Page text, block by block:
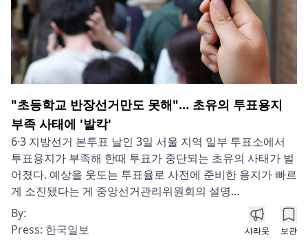
"초등학교 반장선거만도 못해"… 초유의 투표용지
부족 사태에 '발칵'
6·3 지방선거 본투표 날인 3일 서울 지역 일부 투표소에서
투표용지가 부족해 한때 투표가 중단되는 초유의 사태가 벌
어졌다. 예상을 웃도는 투표율로 사전에 준비한 용지가 빠르
게 소진됐다는 게 중앙선거관리위원회의 설명...
By:
Press: 한국일보 샤라웃 보관